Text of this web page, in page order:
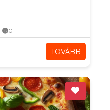
0
TOVÁBB